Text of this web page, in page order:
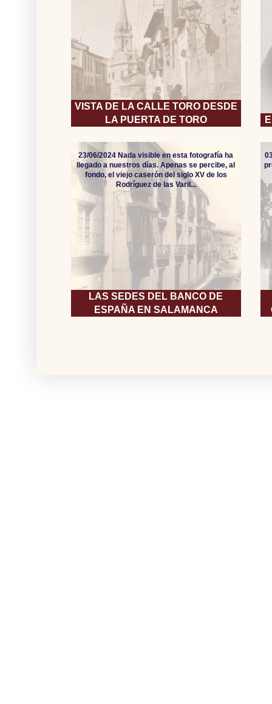
VISTA DE LA CALLE TORO DESDE
LA PUERTA DE TORO
LAS SEDES DEL BANCO DE
ESPAÑA EN SALAMANCA
23/06/2024 Nada visible en esta fotografía ha
llegado a nuestros días. Apenas se percibe, al
fondo, el viejo caserón del siglo XV de los
Rodríguez de las Varil...